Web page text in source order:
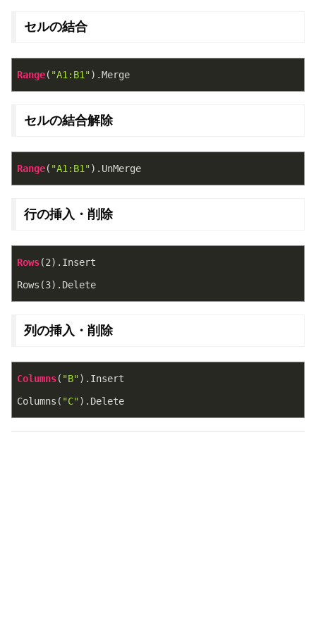
セルの結合
Range( "A1:B1") .Merge
セルの結合解除
Range( "A1:B1") .UnMerge
行の挿入・削除
Rows(2) .Insert
Rows (3) .Delete
列の挿入・削除
Columns( "B") .Insert
Columns ( "C") .Delete